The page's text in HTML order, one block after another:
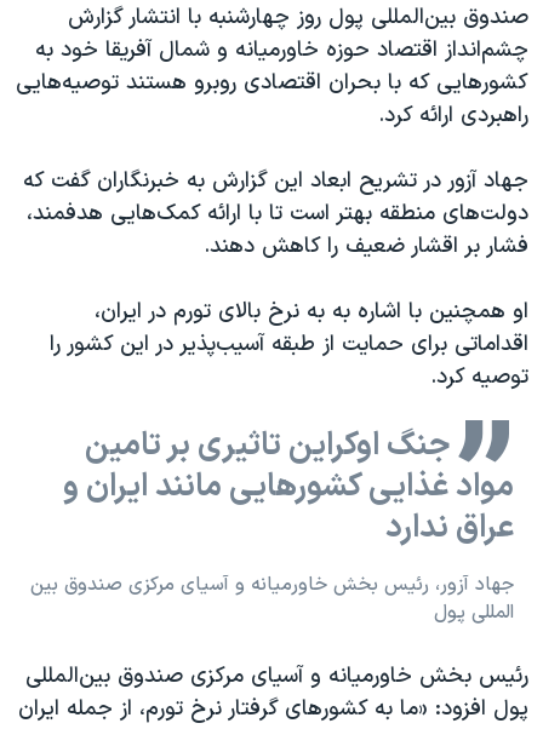
صندوق بین‌المللی پول روز چهارشنبه با انتشار گزارش
چشم‌انداز اقتصاد حوزه خاورمیانه و شمال آفریقا خود به
کشورهایی که با بحران اقتصادی روبرو هستند توصیه‌هایی
راهبردی ارائه کرد.
جهاد آزور در تشریح ابعاد این گزارش به خبرنگاران گفت که
دولت‌های منطقه بهتر است تا با ارائه کمک‌هایی هدفمند،
فشار بر اقشار ضعیف را کاهش دهند.
او همچنین با اشاره به به نرخ بالای تورم در ایران،
اقداماتی برای حمایت از طبقه آسیب‌پذیر در این کشور را
توصیه کرد.
جنگ اوکراین تاثیری بر تامین
مواد غذایی کشورهایی مانند ایران و
عراق ندارد
جهاد آزور، رئیس بخش خاورمیانه و آسیای مرکزی صندوق بین
المللی پول
رئیس بخش خاورمیانه و آسیای مرکزی صندوق بین‌المللی
پول افزود: «ما به کشورهای گرفتار نرخ تورم، از جمله ایران